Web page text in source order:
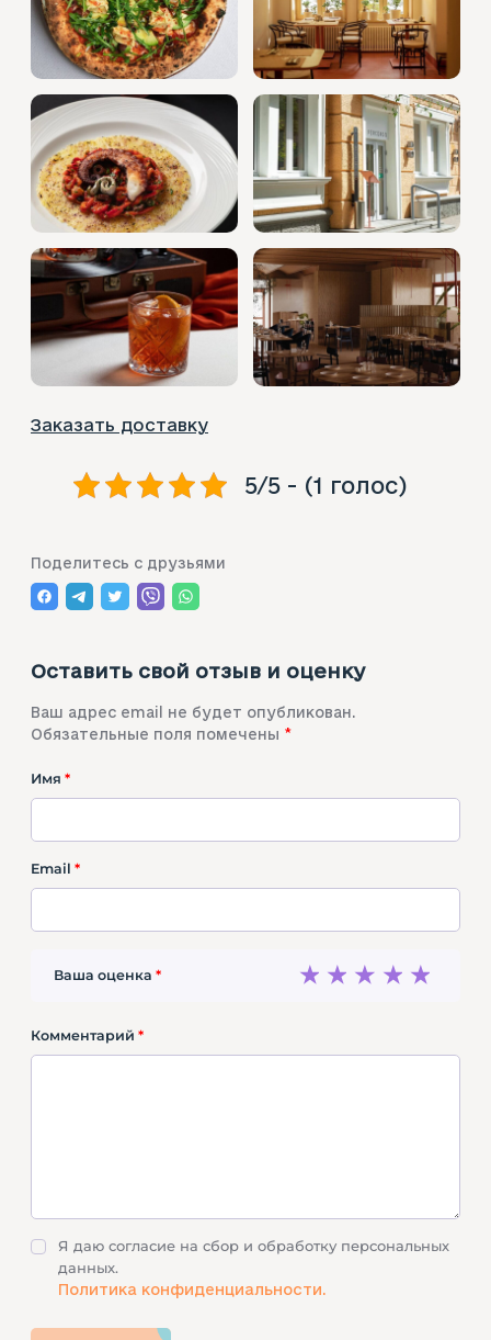
Заказать доставку
5/5 - (1 голос)
Поделитесь с друзьями
Оставить свой отзыв и оценку
Ваш адрес email не будет опубликован.
Обязательные поля помечены *
Имя *
Email *
Ваша оценка * 4
3
2
1
Комментарий *
Я даю согласие на сбор и обработку персональных
данных.
Политика конфиденциальности.